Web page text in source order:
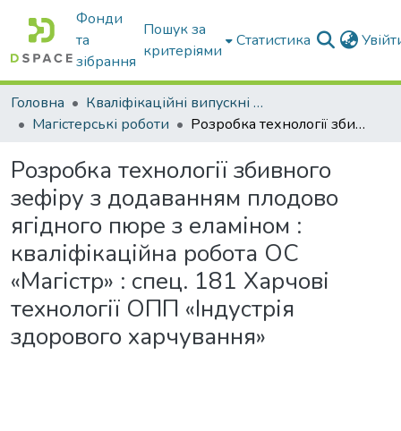
Фонди
та
зібрання
Пошук за
критеріями
Статистика
Головна
Кваліфікаційні випускні роботи бакалаврів і магістрів
Магістерські роботи
Розробка технології збивного зефіру з додаванням плодово ягідного пюре з еламіном : кваліфікаційна робота ОС «Магістр» : спец. 181 Харчові технології ОПП «Індустрія здорового харчування»
Розробка технології збивного
зефіру з додаванням плодово
ягідного пюре з еламіном :
кваліфікаційна робота ОС
«Магістр» : спец. 181 Харчові
технології ОПП «Індустрія
здорового харчування»